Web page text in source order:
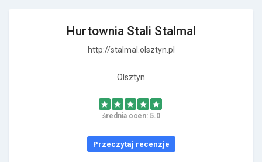
Hurtownia Stali Stalmal
http://stalmal.olsztyn.pl
Olsztyn
średnia ocen: 5.0
Przeczytaj recenzje